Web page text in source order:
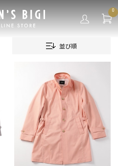
0
並び順